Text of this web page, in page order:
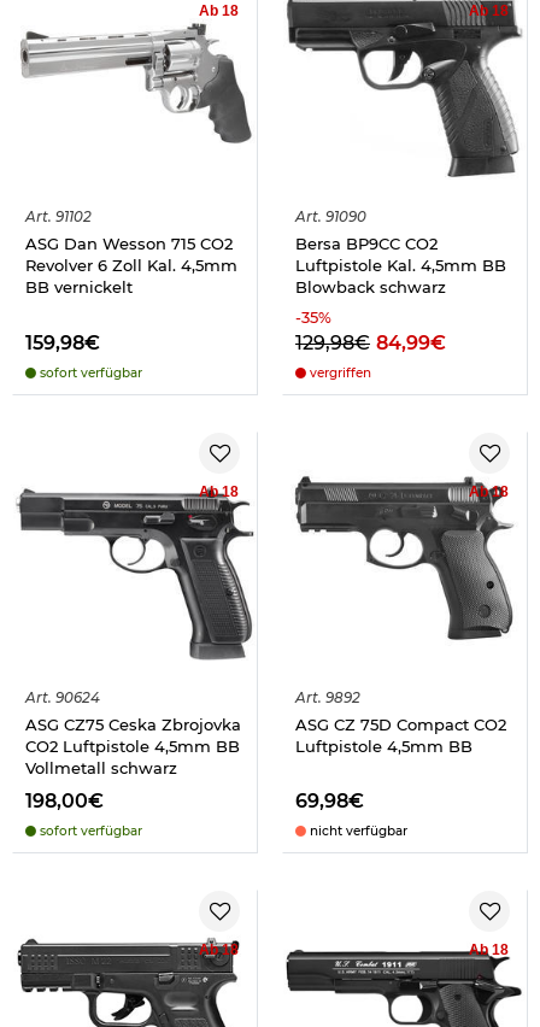
Ab 18
Art. 91102
ASG Dan Wesson 715 CO2
Revolver 6 Zoll Kal. 4,5mm
BB vernickelt
159,98€
sofort verfügbar
Ab 18
Art. 91090
Bersa BP9CC CO2
Luftpistole Kal. 4,5mm BB
Blowback schwarz
-35%
129,98€ 84,99€
vergriffen
Ab 18
Art. 90624
ASG CZ75 Ceska Zbrojovka
CO2 Luftpistole 4,5mm BB
Vollmetall schwarz
198,00€
sofort verfügbar
Ab 18
Art. 9892
ASG CZ 75D Compact CO2
Luftpistole 4,5mm BB
69,98€
nicht verfügbar
Ab 18 Ab 18